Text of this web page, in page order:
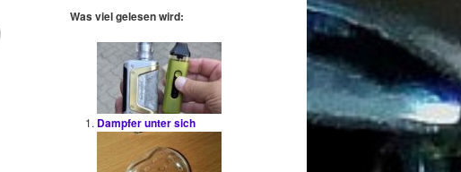
h
Was viel gelesen wird:
Dampfer unter sich